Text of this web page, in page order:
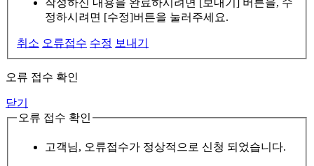
정하시려면 [수정]버튼을 눌러주세요.
취소 오류접수 수정 보내기
오류 접수 확인
닫기
오류 접수 확인
고객님, 오류접수가 정상적으로 신청 되었습니다.